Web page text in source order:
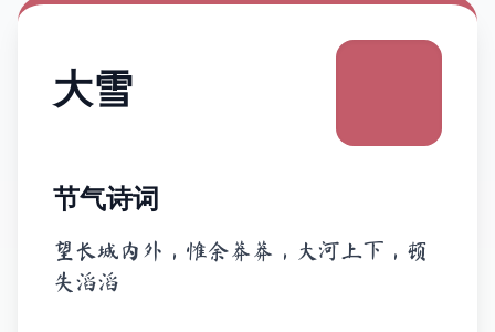
大雪
节气诗词
望长城内外，惟余莽莽，大河上下，顿
失滔滔